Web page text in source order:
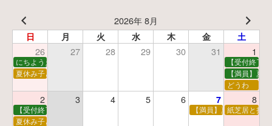
2026年 8月
日 月 火 水 木 金 土
26 27 28 29 30 31 1
にちようえほん
【受付終了
夏休み子ども映画会
【満員】夏
どうわ
2 3 4 5 6 7 8
【受付終了】親子で挑戦！調べ学習ワークショップ 【満員】夏休み科学あ
紙芝居と折
夏休み子ども平和映画会